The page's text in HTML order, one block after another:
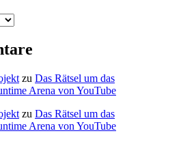
zu Das Rätsel um das
Arena von YouTube
zu Das Rätsel um das
Arena von YouTube